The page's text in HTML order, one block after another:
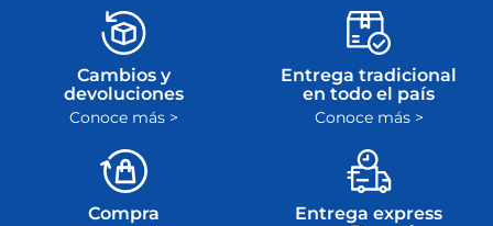
Cambios y
devoluciones
Conoce más >
Entrega tradicional
en todo el país
Conoce más >
Compra
Entrega express